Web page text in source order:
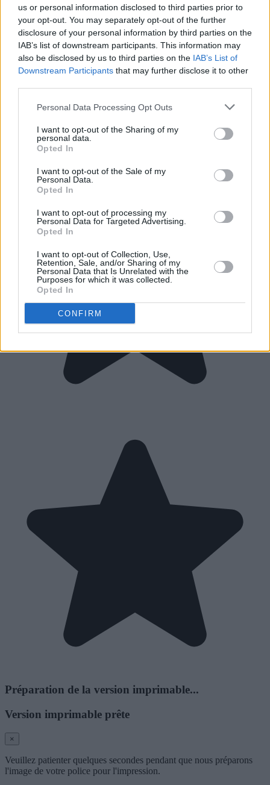
us or personal information disclosed to third parties prior to
your opt-out. You may separately opt-out of the further
disclosure of your personal information by third parties on the
IAB’s list of downstream participants. This information may
also be disclosed by us to third parties on the IAB’s List of
Downstream Participants that may further disclose it to other
Personal Data Processing Opt Outs
I want to opt-out of the Sharing of my
personal data.
Opted In
I want to opt-out of the Sale of my
Personal Data.
Opted In
I want to opt-out of processing my
Personal Data for Targeted Advertising.
Opted In
I want to opt-out of Collection, Use,
Retention, Sale, and/or Sharing of my
Personal Data that Is Unrelated with the
Purposes for which it was collected.
Opted In
CONFIRM
Préparation de la version imprimable...
Version imprimable prête
×
Veuillez patienter quelques secondes pendant que nous préparons
l'image de votre police pour l'impression.